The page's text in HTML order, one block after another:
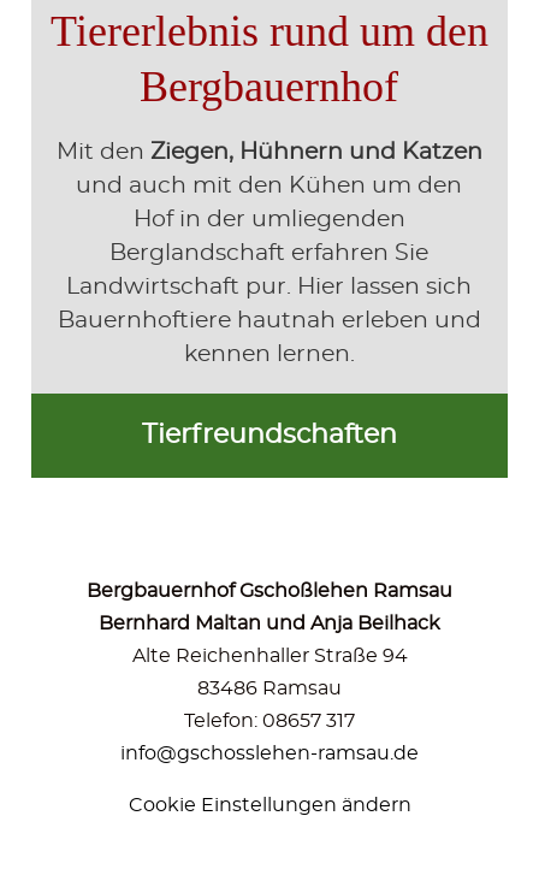
Tiererlebnis rund um den
Bergbauernhof
Mit den Ziegen, Hühnern und Katzen
und auch mit den Kühen um den
Hof in der umliegenden
Berglandschaft erfahren Sie
Landwirtschaft pur. Hier lassen sich
Bauernhoftiere hautnah erleben und
kennen lernen.
Tierfreundschaften
Bergbauernhof Gschoßlehen Ramsau
Bernhard Maltan und Anja Beilhack
Alte Reichenhaller Straße 94
83486 Ramsau
Telefon: 08657 317
info@gschosslehen-ramsau.de
Cookie Einstellungen ändern